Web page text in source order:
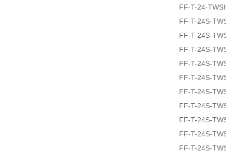
FF-T-24-
FF-T-24S-
FF-T-24S-
FF-T-24S-
FF-T-24S-
FF-T-24S-
FF-T-24S-
FF-T-24S-
FF-T-24S-
FF-T-24S-
FF-T-24S-